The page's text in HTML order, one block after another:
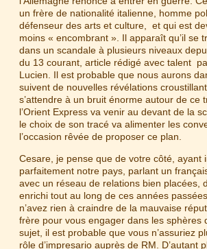
un frère de nationalité italienne, homme
défenseur des arts et culture, et qui est
moins « encombrant ». Il apparaît qu’il se
dans un scandale à plusieurs niveaux
du 13 courant, article rédigé avec talent
Lucien. Il est probable que nous aurons
suivent de nouvelles révélations
s’attendre à un bruit énorme autour de ce
l’Orient Express va venir au devant de la
le choix de son tracé va alimenter les
l’occasion rêvée de proposer ce plan.
Cesare, je pense que de votre côté, ayant
parfaitement notre pays, parlant un
avec un réseau de relations bien placées,
enrichi tout au long de ces années
n’avez rien à craindre de la mauvaise
frère pour vous engager dans les sphères
sujet, il est probable que vous n’assuriez
rôle d’impresario auprès de RM. D’autant